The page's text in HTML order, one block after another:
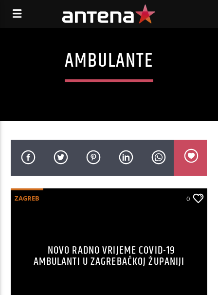
AMBULANTE
ZAGREB 0
NOVO RADNO VRIJEME COVID-19
AMBULANTI U ZAGREBAČKOJ ŽUPANIJI